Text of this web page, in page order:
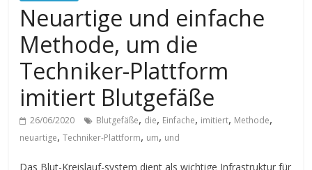
Neuartige und einfache
Methode, um die
Techniker-Plattform
imitiert Blutgefäße
26/06/2020 Blutgefäße, die, Einfache, imitiert, Methode,
neuartige,Techniker-Plattform, um, und
Das Blut-Kreislauf-system dient als wichtige Infrastruktur für